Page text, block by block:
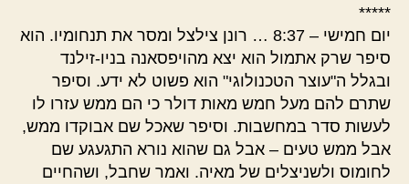
*****
יום חמישי – 8:37 … רונן צילצל ומסר את תנחומיו. הוא
סיפר שרק אתמול הוא יצא מהויפסאנה בניו-זילנד
ובגלל ה"עוצר הטכנולוגי" הוא פשוט לא ידע. וסיפר
שתרם להם מעל חמש מאות דולר כי הם ממש עזרו לו
לעשות סדר במחשבות. וסיפר שאכל שם אבוקדו ממש,
אבל ממש טעים – אבל גם שהוא נורא התגעגע שם
לחומוס ולשניצלים של מאיה. ואמר שחבל, ושהחיים